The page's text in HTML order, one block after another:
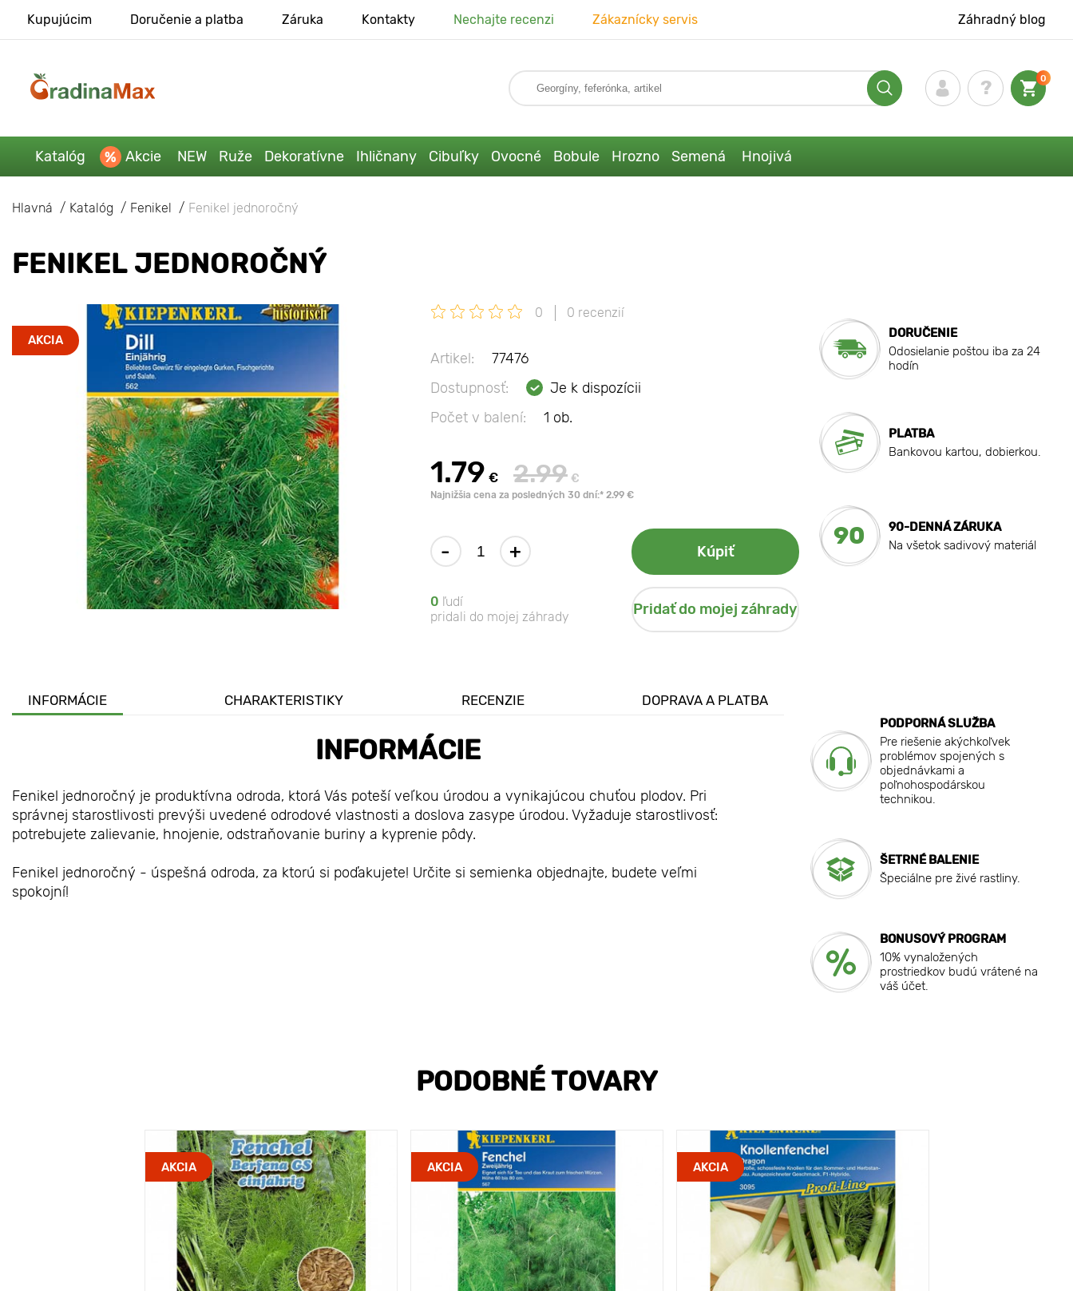
Kupujúcim Doručenie a platba Záruka Kontakty Nechajte recenzi Zákaznícky servis Záhradný blog
0
Katalóg Akcie NEW Ruže Dekoratívne Ihličnany Cibuľky Ovocné Bobule Hrozno Semená Hnojivá
Hlavná Katalóg Fenikel Fenikel jednoročný
FENIKEL JEDNOROČNÝ
AKCIA
0 0 recenzií
Artikel:
77476
Dostupnosť:
Je k dispozícii
Počet v balení:
1 ob.
1.79 € 2.99 €
Najnižšia cena za posledných 30 dní:* 2.99 €
- + Kúpiť
0 ľudí
pridali do mojej záhrady
Pridať do mojej záhrady
DORUČENIE
Odosielanie poštou iba za 24
hodín
PLATBA
Bankovou kartou, dobierkou.
90
90-DENNÁ ZÁRUKA
Na všetok sadivový materiál
INFORMÁCIE CHARAKTERISTIKY RECENZIE DOPRAVA A PLATBA
INFORMÁCIE
Fenikel jednoročný je produktívna odroda, ktorá Vás poteší veľkou úrodou a vynikajúcou chuťou plodov. Pri
správnej starostlivosti prevýši uvedené odrodové vlastnosti a doslova zasype úrodou. Vyžaduje starostlivosť:
potrebujete zalievanie, hnojenie, odstraňovanie buriny a kyprenie pôdy.
Fenikel jednoročný - úspešná odroda, za ktorú si poďakujete! Určite si semienka objednajte, budete veľmi
spokojní!
PODPORNÁ SLUŽBA
Pre riešenie akýchkoľvek
problémov spojených s
objednávkami a
poľnohospodárskou
technikou.
ŠETRNÉ BALENIE
Špeciálne pre živé rastliny.
BONUSOVÝ PROGRAM
10% vynaložených
prostriedkov budú vrátené na
váš účet.
PODOBNÉ TOVARY
AKCIA AKCIA AKCIA